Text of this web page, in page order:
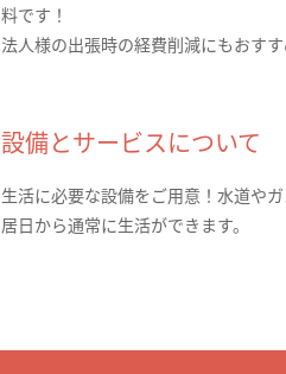
料です！
法人様の出張時の経費削減にもおすす
設備とサービスについて
生活に必要な設備をご用意！水道や
居日から通常に生活ができます。